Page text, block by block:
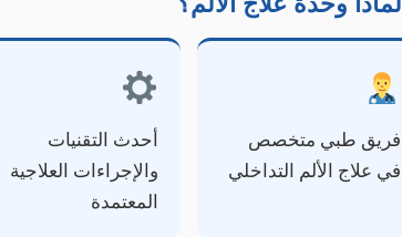
فريق طبي متخصص
في علاج الألم التداخلي
أحدث التقنيات
والإجراءات العلاجية
المعتمدة